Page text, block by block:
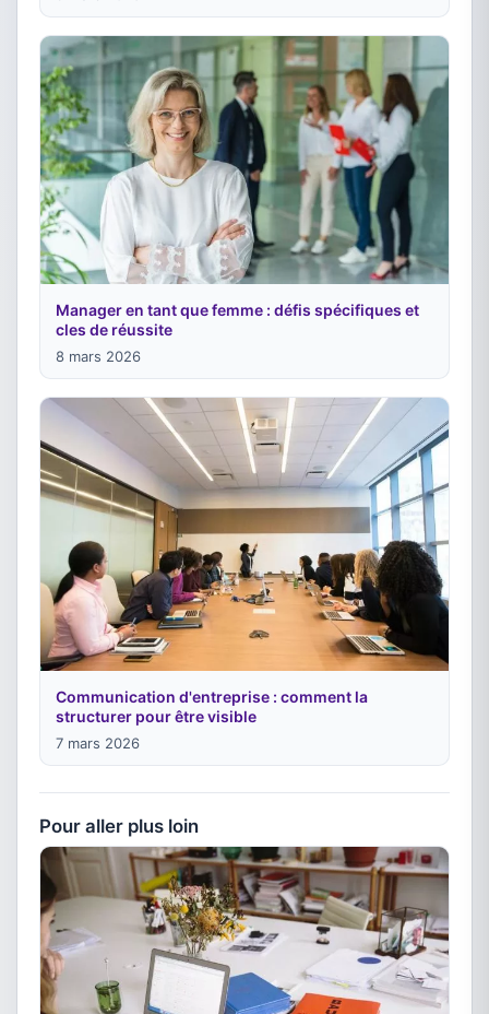
Manager en tant que femme : défis spécifiques et
cles de réussite
8 mars 2026
Communication d'entreprise : comment la
structurer pour être visible
7 mars 2026
Pour aller plus loin